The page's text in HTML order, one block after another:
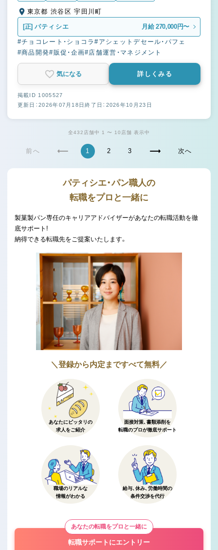
東京都 渋谷区 宇田川町
[正] パティシエ 月給 270,000円〜
#チョコレート・ショコラ#アシェットデセール・パフェ
#商品開発#販促・企画#店舗運営・マネジメント
気になる 詳しくみる
掲載ID 1005527
更新日：2026年07月18日終了日：2026年10月23日
全432店舗中 1 〜 10店舗 表示中
前へ 1 2 3 次へ
パティシエ・パン職人の
転職をプロと一緒に
製菓製パン専任のキャリアアドバイザーがあなたの転職活動を徹
底サポート!
納得できる転職先をご提案いたします。
＼登録から内定まですべて無料／
あなたにピッタリの
求人をご紹介
面接対策、書類添削を
転職のプロが徹底サポート
職場のリアルな
情報がわかる
給与、休み、労働時間の
条件交渉を代行
あなたの転職をプロと一緒に
転職サポートにエントリー